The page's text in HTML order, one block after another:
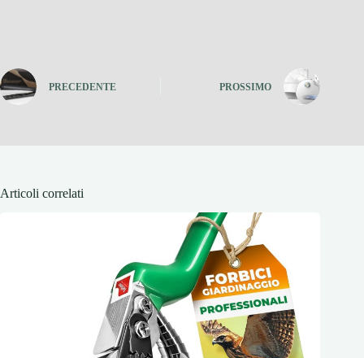
PRECEDENTE PROSSIMO
Articoli correlati